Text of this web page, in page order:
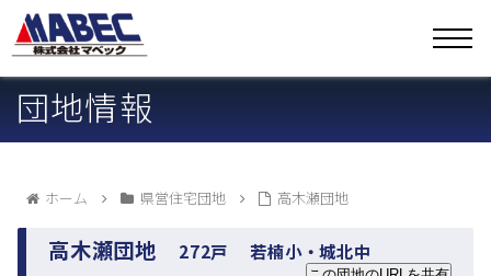
団地情報
ホーム 県営住宅団地 高木瀬団地
高木瀬団地 272戸 若楠小・城北中